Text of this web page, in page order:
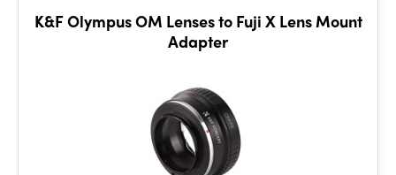
K&F Olympus OM Lenses to Fuji X Lens Mount
Adapter